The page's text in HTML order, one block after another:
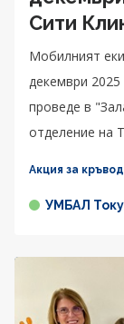
Сити
Мобилният
декември
проведе в
отделение на
Акция за
УМБАЛ